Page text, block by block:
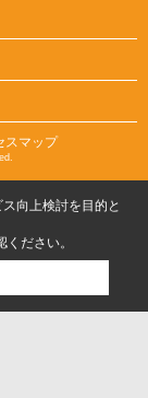
スマップ
向上検討を目的と
ください。